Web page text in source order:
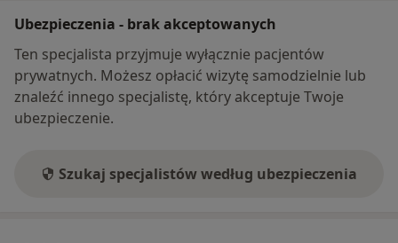
Ubezpieczenia - brak akceptowanych
Ten specjalista przyjmuje wyłącznie pacjentów
prywatnych. Możesz opłacić wizytę samodzielnie lub
znaleźć innego specjalistę, który akceptuje Twoje
ubezpieczenie.
Szukaj specjalistów według ubezpieczenia